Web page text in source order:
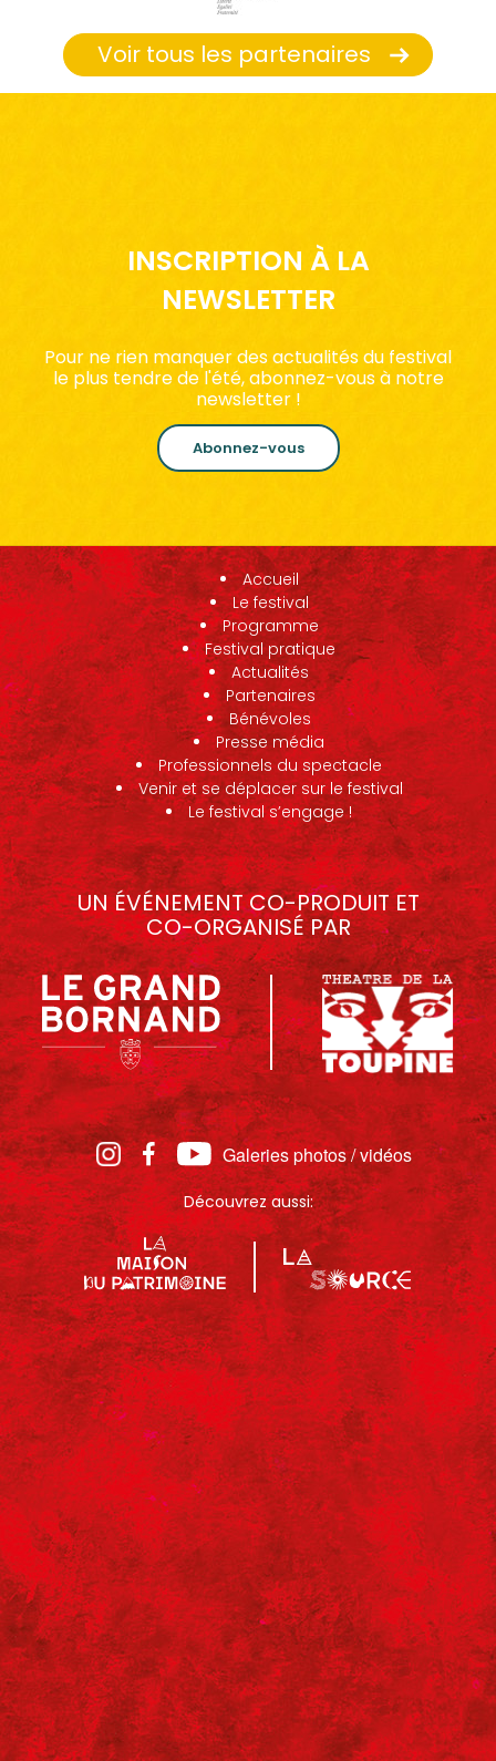
Voir tous les partenaires
INSCRIPTION À LA
NEWSLETTER
Pour ne rien manquer des actualités du festival
le plus tendre de l'été, abonnez-vous à notre
newsletter !
Abonnez-vous
Accueil
Le festival
Programme
Festival pratique
Actualités
Partenaires
Bénévoles
Presse média
Professionnels du spectacle
Venir et se déplacer sur le festival
Le festival s’engage !
UN ÉVÉNEMENT CO-PRODUIT ET
CO-ORGANISÉ PAR
Galeries photos / vidéos
Découvrez aussi: